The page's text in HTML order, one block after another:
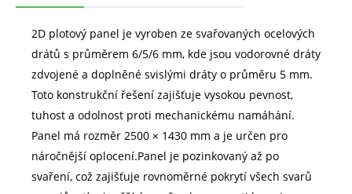
2D plotový panel je vyroben ze svařovaných ocelových
drátů s průměrem 6/5/6 mm, kde jsou vodorovné dráty
zdvojené a doplněné svislými dráty o průměru 5 mm.
Toto konstrukční řešení zajišťuje vysokou pevnost,
tuhost a odolnost proti mechanickému namáhání.
Panel má rozměr 2500 × 1430 mm a je určen pro
náročnější oplocení.Panel je pozinkovaný až po
svaření, což zajišťuje rovnoměrné pokrytí všech svarů